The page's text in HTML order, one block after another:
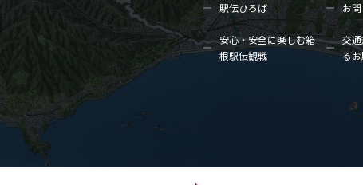
駅伝ひろば お
安心・安全に楽しむ箱
根駅伝観戦
交
る